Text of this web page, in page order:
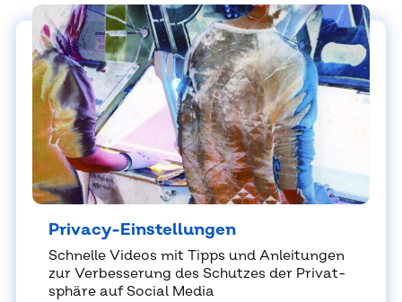
Pri­va­cy-Ein­stel­lun­gen
Schnel­le Vi­de­os mit Tipps und An­lei­tun­gen
zur Ver­bes­se­rung des Schut­zes der Pri­vat­
sphä­re auf So­cial Me­dia